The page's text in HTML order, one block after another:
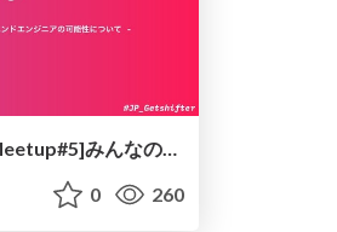
[OkayamaWordPressMeetup#5]みんなのオススメWordPressを知りたい - Developing with WordPress The Jamstack way
0 260